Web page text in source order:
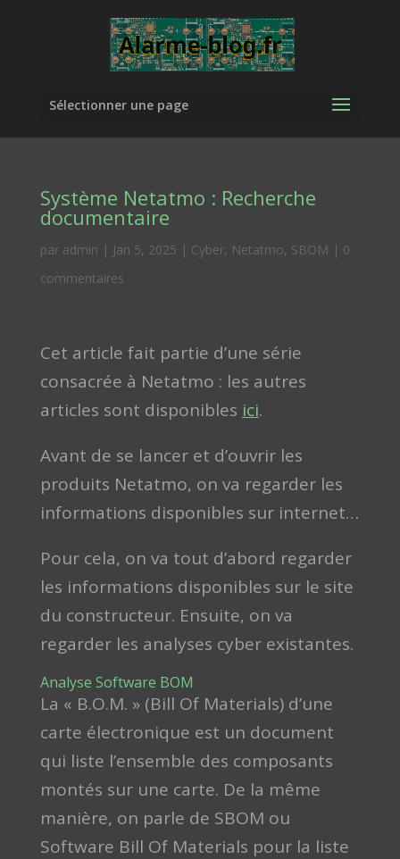
Sélectionner une page
Système Netatmo : Recherche
documentaire
par admin | Jan 5, 2025 | Cyber, Netatmo, SBOM | 0
commentaires
Cet article fait partie d’une série
consacrée à Netatmo : les autres
articles sont disponibles ici.
Avant de se lancer et d’ouvrir les
produits Netatmo, on va regarder les
informations disponibles sur internet…
Pour cela, on va tout d’abord regarder
les informations disponibles sur le site
du constructeur. Ensuite, on va
regarder les analyses cyber existantes.
Analyse Software BOM
La « B.O.M. » (Bill Of Materials) d’une
carte électronique est un document
qui liste l’ensemble des composants
montés sur une carte. De la même
manière, on parle de SBOM ou
Software Bill Of Materials pour la liste